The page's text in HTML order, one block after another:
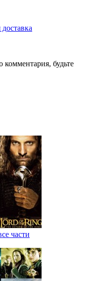
будьте
части